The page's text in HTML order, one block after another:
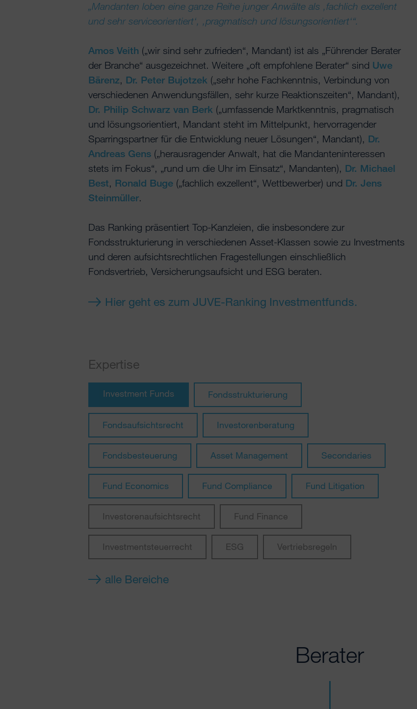
„Mandanten loben eine ganze Reihe junger Anwälte als ‚fachlich exzellent
und sehr serviceorientiert‘, ‚pragmatisch und lösungsorientiert‘“.
Amos Veith („wir sind sehr zufrieden“, Mandant) ist als „Führender Berater
der Branche“ ausgezeichnet. Weitere „oft empfohlene Berater“ sind Uwe
Bärenz, Dr. Peter Bujotzek („sehr hohe Fachkenntnis, Verbindung von
verschiedenen Anwendungsfällen, sehr kurze Reaktionszeiten“, Mandant),
Dr. Philip Schwarz van Berk („umfassende Marktkenntnis, pragmatisch
und lösungsorientiert, Mandant steht im Mittelpunkt, hervorragender
Sparringspartner für die Entwicklung neuer Lösungen“, Mandant), Dr.
Andreas Gens („herausragender Anwalt, hat die Mandanteninteressen
stets im Fokus“, „rund um die Uhr im Einsatz“, Mandanten), Dr. Michael
Best, Ronald Buge („fachlich exzellent“, Wettbewerber) und Dr. Jens
Steinmüller.
Das Ranking präsentiert Top-Kanzleien, die insbesondere zur
Fondsstrukturierung in verschiedenen Asset-Klassen sowie zu Investments
und deren aufsichtsrechtlichen Fragestellungen einschließlich
Fondsvertrieb, Versicherungsaufsicht und ESG beraten.
Hier geht es zum JUVE-Ranking Investmentfunds.
Expertise
Investment Funds Fondsstrukturierung
Fondsaufsichtsrecht Investorenberatung
Fondsbesteuerung Asset Management Secondaries
Fund Economics Fund Compliance Fund Litigation
Investorenaufsichtsrecht Fund Finance
Investmentsteuerrecht ESG Vertriebsregeln
alle Bereiche
Berater